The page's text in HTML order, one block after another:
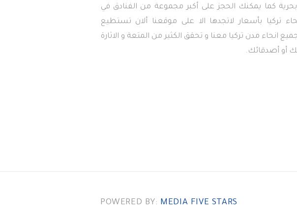
كما يمكنك الحجز على أكبر مجموعة من الفنادق في
تركيا بأسعار لاتجدها الا على موقعنا ألان تستطيع
انحاء مدن تركيا معنا و تحقق الكثير من المتعة و الاثارة
أو أصدقائك.
POWERED BY: MEDIA FIVE STARS